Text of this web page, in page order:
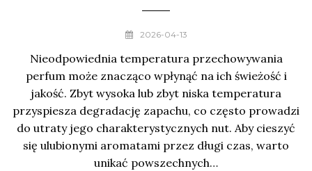
2026-04-13
Nieodpowiednia temperatura przechowywania
perfum może znacząco wpłynąć na ich świeżość i
jakość. Zbyt wysoka lub zbyt niska temperatura
przyspiesza degradację zapachu, co często prowadzi
do utraty jego charakterystycznych nut. Aby cieszyć
się ulubionymi aromatami przez długi czas, warto
unikać powszechnych…